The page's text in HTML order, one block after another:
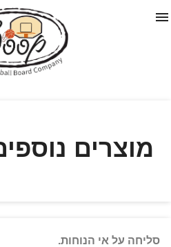
מוצרים נוספים
סליחה על אי הנוחות.